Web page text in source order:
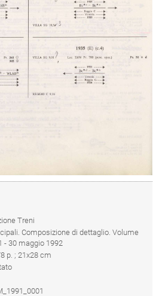
Treni
Composizione di dettaglio. Volume
- 30 maggio 1992
p. ; 21x28 cm